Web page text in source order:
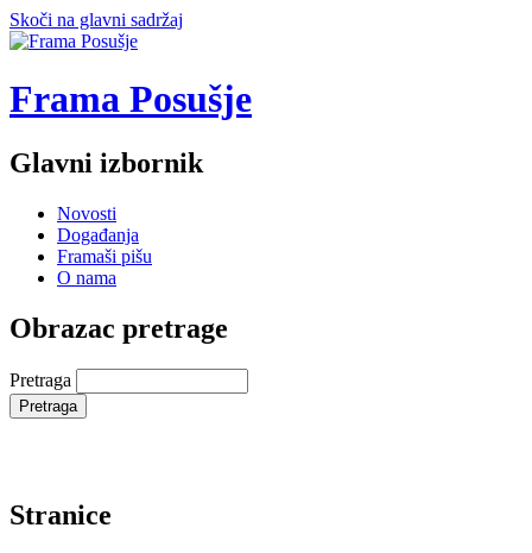
Skoči na glavni sadržaj
Frama Posušje
Glavni izbornik
Novosti
Događanja
Framaši pišu
O nama
Obrazac pretrage
Pretraga
Stranice